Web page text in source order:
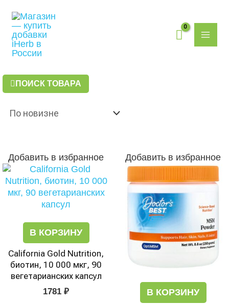
содержимому
ПОИСК ТОВАРА
Добавить в избранное
В КОРЗИНУ
California Gold Nutrition,
биотин, 10 000 мкг, 90
вегетарианских капсул
1781 ₽
Добавить в избранное
В КОРЗИНУ
товаров